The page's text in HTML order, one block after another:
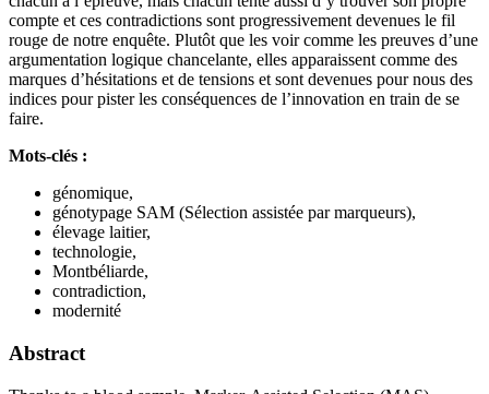
compte et ces contradictions sont progressivement devenues le fil
rouge de notre enquête. Plutôt que les voir comme les preuves d’une
argumentation logique chancelante, elles apparaissent comme des
marques d’hésitations et de tensions et sont devenues pour nous des
indices pour pister les conséquences de l’innovation en train de se
faire.
Mots-clés :
génomique,
génotypage SAM (Sélection assistée par marqueurs),
élevage laitier,
technologie,
Montbéliarde,
contradiction,
modernité
Abstract